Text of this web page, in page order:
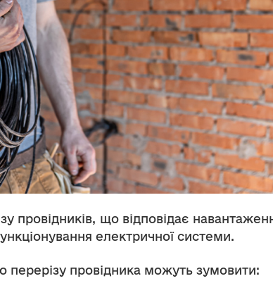
провідників, що відповідає
електричної системи.
перерізу провідника можуть зумовити: